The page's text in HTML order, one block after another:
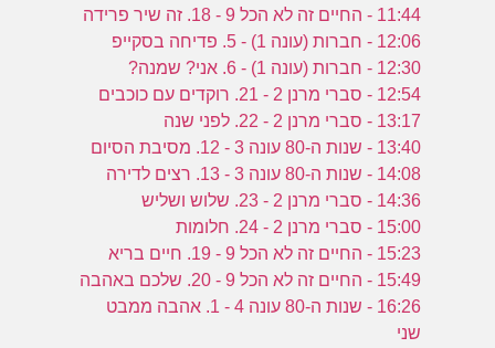
11:44 - החיים זה לא הכל 9 - 18. זה שיר פרידה
12:06 - חברות (עונה 1) - 5. פדיחה בסקייפ
12:30 - חברות (עונה 1) - 6. אני? שמנה?
12:54 - סברי מרנן 2 - 21. רוקדים עם כוכבים
13:17 - סברי מרנן 2 - 22. לפני שנה
13:40 - שנות ה-80 עונה 3 - 12. מסיבת הסיום
14:08 - שנות ה-80 עונה 3 - 13. רצים לדירה
14:36 - סברי מרנן 2 - 23. שלוש ושליש
15:00 - סברי מרנן 2 - 24. חלומות
15:23 - החיים זה לא הכל 9 - 19. חיים בריא
15:49 - החיים זה לא הכל 9 - 20. שלכם באהבה
16:26 - שנות ה-80 עונה 4 - 1. אהבה ממבט
שני